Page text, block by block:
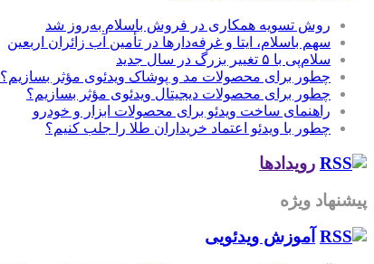
روش تسویه همکاری در فروش باسلام به‌روز شد
سهم باسلام، ایتا و غرفه‌دارها در تأمین آب زائران اربعین
سلام‌پی با ۵ تغییر بزرگ در سال جدید
چطور برای محصولات مد و پوشاک ویدئوی مؤثر بسازیم؟
چطور برای محصولات دیجیتال ویدئوی مؤثر بسازیم؟
راهنمای ساخت ویدئو برای محصولات ابزار و خودرو
چطور با ویدئو اعتماد خریداران طلا را جلب کنیم؟
رویدادها
پیشنهاد ویژه
آموزش‌ ویدئویی